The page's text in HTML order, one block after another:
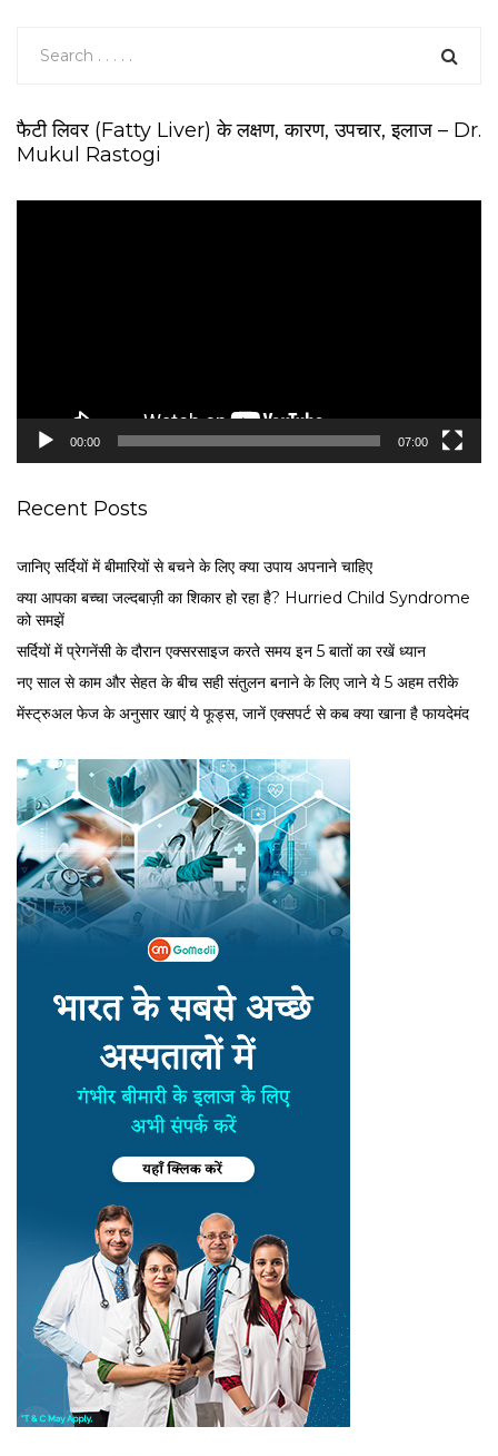
फैटी लिवर (Fatty Liver) के लक्षण, कारण, उपचार, इलाज – Dr.
Mukul Rastogi
00:00 07:00
Recent Posts
जानिए सर्दियों में बीमारियों से बचने के लिए क्या उपाय अपनाने चाहिए
क्या आपका बच्चा जल्दबाज़ी का शिकार हो रहा है? Hurried Child Syndrome
को समझें
सर्द‍ियों में प्रेगनेंसी के दौरान एक्सरसाइज करते समय इन 5 बातों का रखें ध्यान
नए साल से काम और सेहत के बीच सही संतुलन बनाने के लिए जाने ये 5 अहम तरीके
मेंस्ट्रुअल फेज के अनुसार खाएं ये फूड्स, जानें एक्सपर्ट से कब क्या खाना है फायदेमंद